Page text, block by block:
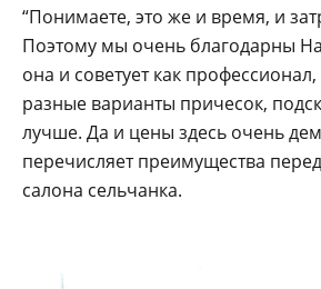
“Понимаете, это же и время, и
Поэтому мы очень благодарны
она и советует как
разные варианты причесок,
лучше. Да и цены здесь очень
перечисляет преимущества
салона сельчанка.